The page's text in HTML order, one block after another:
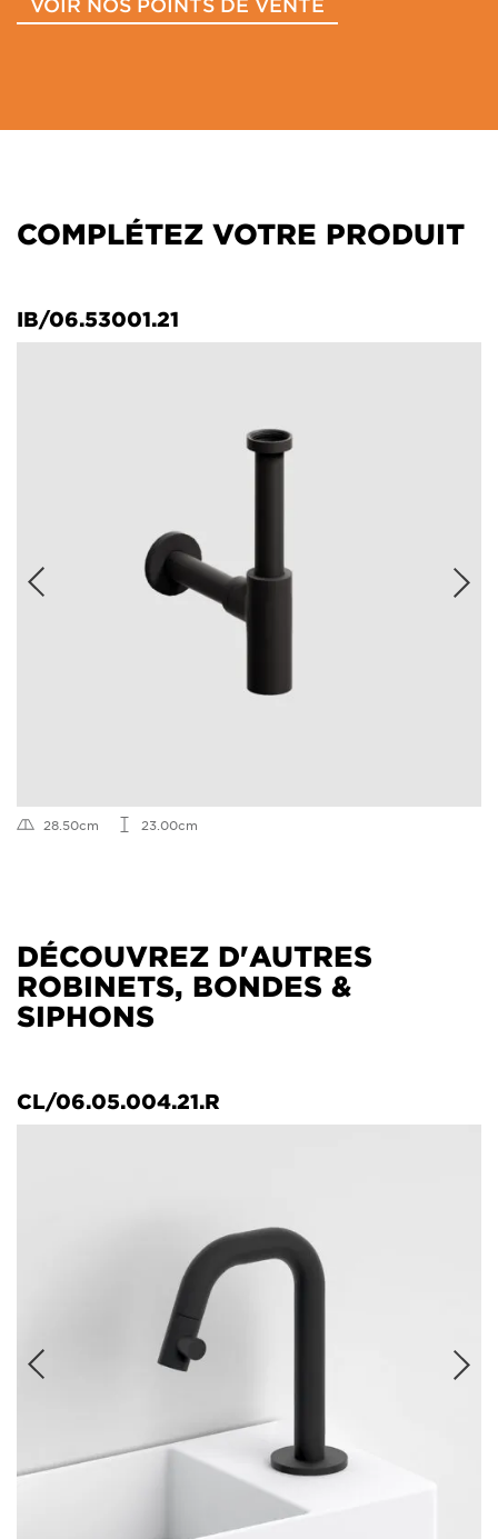
COMPLÉTEZ VOTRE PRODUIT
IB/06.53001.21
28.50cm 23.00cm
DÉCOUVREZ D'AUTRES
ROBINETS, BONDES &
SIPHONS
CL/06.05.004.21.R